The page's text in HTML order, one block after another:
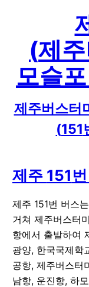
(제
모슬
제주버스터
(151
제주 151
제주 151번 버스
거쳐 제주버스터
항에서 출발하여
광양, 한국국제학
공항, 제주버스터
남항, 운진항, 하